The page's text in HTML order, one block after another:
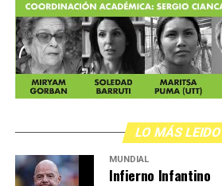
LO MÁS LEIDO
MUNDIAL
Infierno Infantino